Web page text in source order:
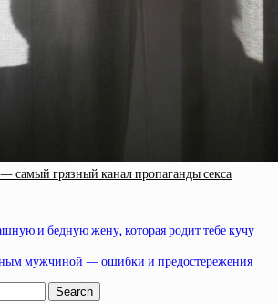
самый грязный канал пропаганды секса
и бедную жену, которая родит тебе кучу
мужчиной — ошибки и предостережения